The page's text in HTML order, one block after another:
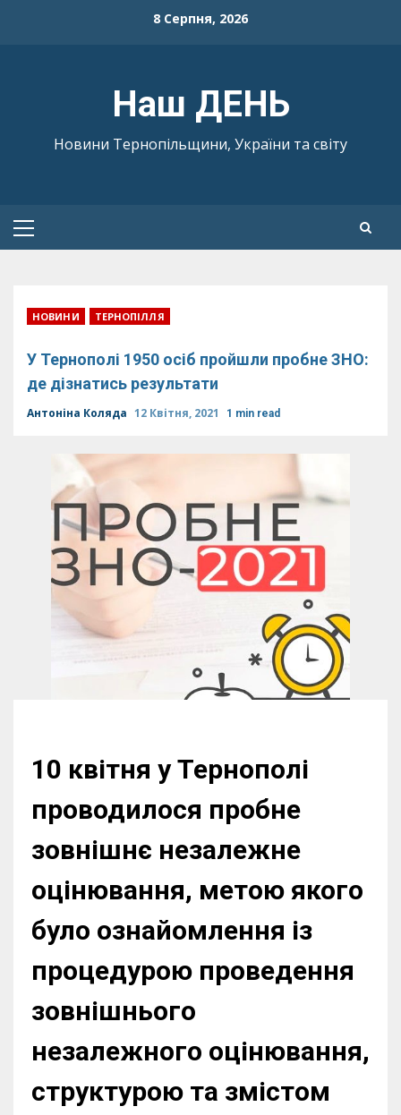
8 Серпня, 2026
Наш ДЕНЬ
Новини Тернопільщини, України та світу
Primary
НОВИНИ ТЕРНОПІЛЛЯ
У Тернополі 1950 осіб пройшли пробне ЗНО:
де дізнатись результати
Антоніна Коляда 12 Квітня, 2021 1 min read
10 квітня у Тернополі
проводилося пробне
зовнішнє незалежне
оцінювання, метою якого
було ознайомлення із
процедурою проведення
зовнішнього
незалежного оцінювання,
структурою та змістом